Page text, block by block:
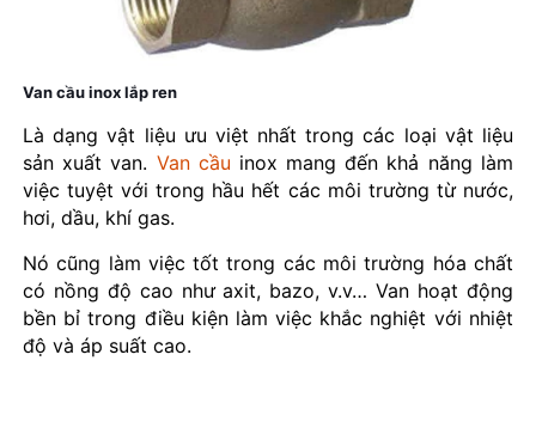
Van cầu inox lắp ren
Là dạng vật liệu ưu việt nhất trong các loại vật liệu
sản xuất van. Van cầu inox mang đến khả năng làm
việc tuyệt với trong hầu hết các môi trường từ nước,
hơi, dầu, khí gas.
Nó cũng làm việc tốt trong các môi trường hóa chất
có nồng độ cao như axit, bazo, v.v… Van hoạt động
bền bỉ trong điều kiện làm việc khắc nghiệt với nhiệt
độ và áp suất cao.